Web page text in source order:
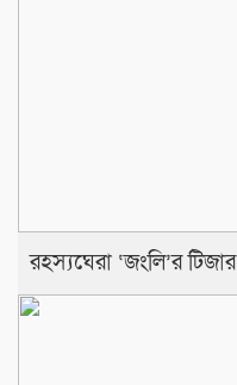
রহস্যঘেরা ‘জংলি’র টিজার